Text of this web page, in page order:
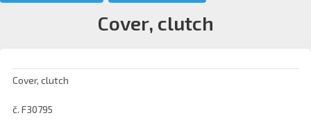
Cover, clutch
Cover, clutch
č. F30795